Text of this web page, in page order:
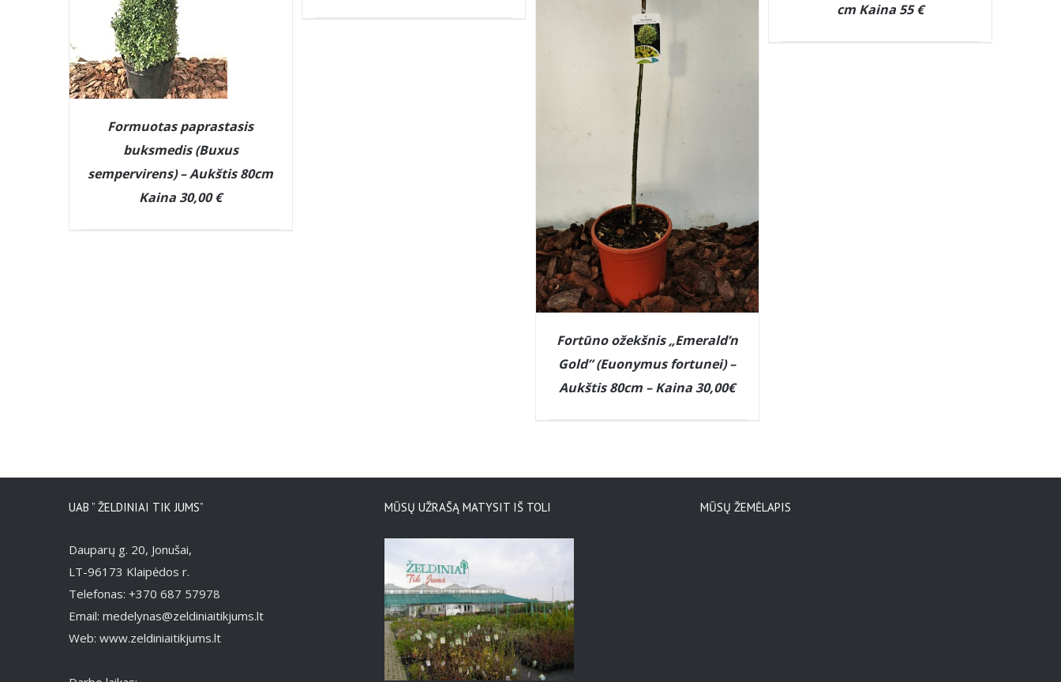
DETAILS
Formuotas paprastasis
buksmedis (Buxus
sempervirens) – Aukštis 80cm
Kaina 30,00 €
Fortūno ožekšnis „Emerald’n
Gold” (Euonymus fortunei) –
Aukštis 80cm – Kaina 30,00€
cm Kaina 55 €
UAB ” ŽELDINIAI TIK JUMS”
Dauparų g. 20, Jonušai,
LT-96173 Klaipėdos r.
Telefonas: +370 687 57978
Email: medelynas@zeldiniaitikjums.lt
Web: www.zeldiniaitikjums.lt
MŪSŲ UŽRAŠĄ MATYSIT IŠ TOLI MŪSŲ ŽEMĖLAPIS